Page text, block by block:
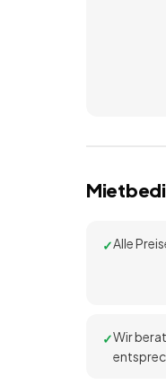
Alle
Wir